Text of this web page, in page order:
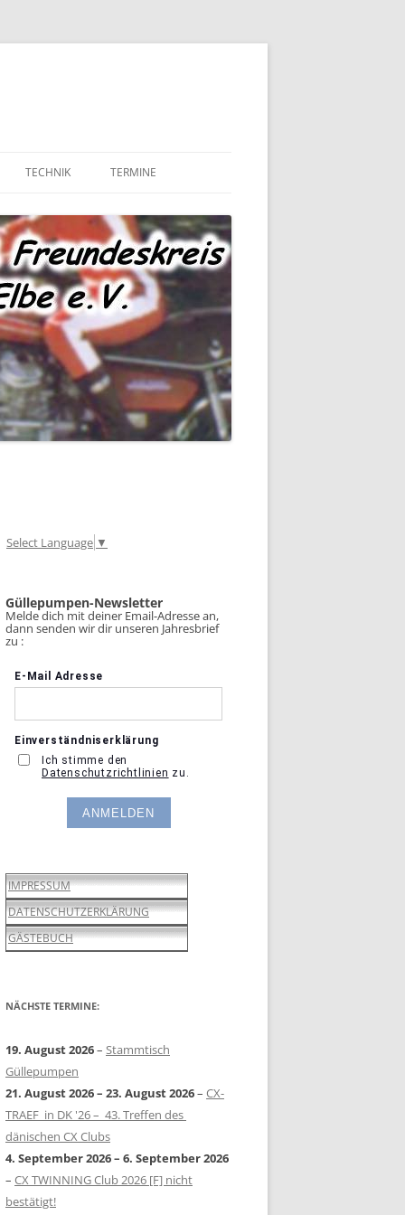
TECHNIK
TECHNIK – FAHRWERK
TECHNIK – SONSTIGES
TERMINE
Select Language ▼
Güllepumpen-Newsletter
Melde dich mit deiner Email-Adresse an,
dann senden wir dir unseren Jahresbrief
zu :
IMPRESSUM
DATENSCHUTZERKLÄRUNG
GÄSTEBUCH
NÄCHSTE TERMINE:
19. August 2026– Stammtisch
Güllepumpen
21. August 2026– 23. August 2026– CX-
TRAEF in DK '26 – 43. Treffen des
dänischen CX Clubs
4. September 2026– 6. September 2026
– CX TWINNING Club 2026 [F] nicht
bestätigt!